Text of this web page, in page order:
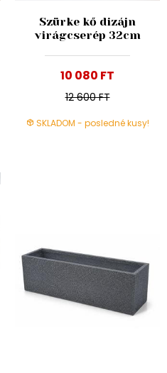
Szürke kő dizájn
virágcserép 32cm
10 080 FT
12 600 FT
SKLADOM - posledné kusy!